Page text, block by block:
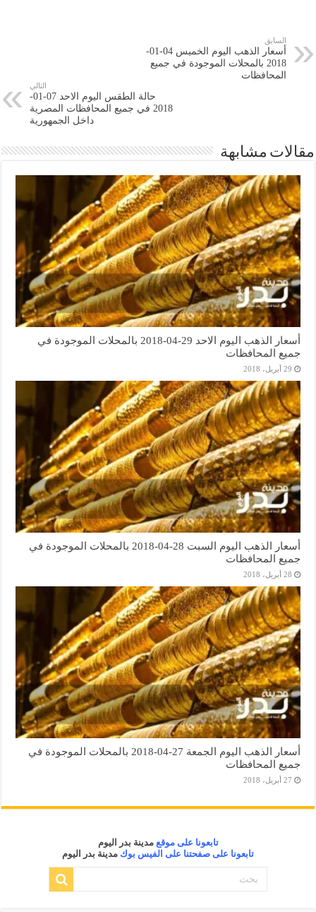
السابق
أسعار الذهب اليوم الخميس 04-01-
2018 بالمحلات الموجودة في جميع
المحافظات
التالي
حالة الطقس اليوم الاحد 07-01-
2018 في جميع المحافظات المصرية
داخل الجمهورية
مقالات مشابهة
أسعار الذهب اليوم الاحد 29-04-2018 بالمحلات الموجودة في
جميع المحافظات
29 أبريل، 2018
أسعار الذهب اليوم السبت 28-04-2018 بالمحلات الموجودة في
جميع المحافظات
28 أبريل، 2018
أسعار الذهب اليوم الجمعة 27-04-2018 بالمحلات الموجودة في
جميع المحافظات
27 أبريل، 2018
تابعونا على موقع مدينة بدر اليوم
تابعونا على صفحتنا على الفيس بوك مدينة بدر اليوم